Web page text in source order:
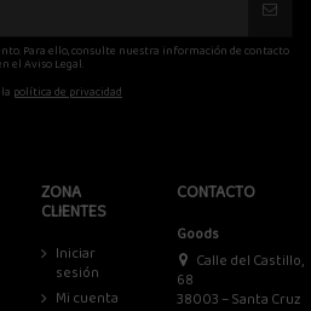
Para ello, consulte nuestra información de contacto
el Aviso Legal.
política de privacidad
ZONA
CLIENTES
Iniciar
sesión
Mi cuenta
CONTACTO
Goods
Calle del Castillo,
68
38003 – Santa Cruz